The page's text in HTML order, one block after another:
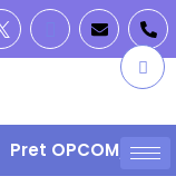
Pret OPCOM/PZU